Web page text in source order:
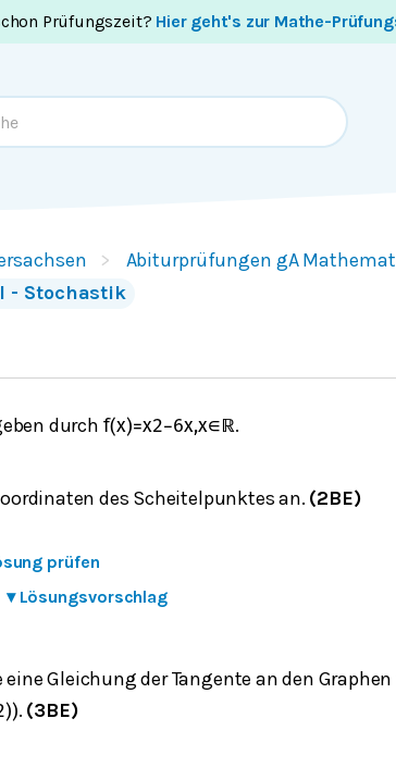
Prüfungszeit? Hier geht's zur Mathe-
Abiturprüfungen gA
- Stochastik
durch f(x)=x2−6x,x∈ ℝ.
des Scheitelpunktes an. (2BE)
prüfen
▾ Lösungsvorschlag
Gleichung der Tangente an den
)). (3BE)